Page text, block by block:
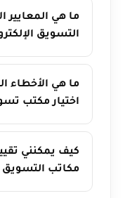
ما هي المعايير
التسويق
ما هي الأخطاء
اختيار مكتب
كيف يمكنني
مكاتب التسويق